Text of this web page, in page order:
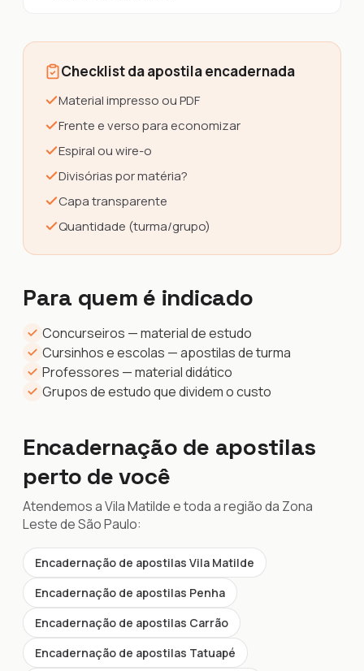
Checklist da apostila encadernada
Material impresso ou PDF
Frente e verso para economizar
Espiral ou wire-o
Divisórias por matéria?
Capa transparente
Quantidade (turma/grupo)
Para quem é indicado
Concurseiros — material de estudo
Cursinhos e escolas — apostilas de turma
Professores — material didático
Grupos de estudo que dividem o custo
Encadernação de apostilas
perto de você
Atendemos a Vila Matilde e toda a região da Zona
Leste de São Paulo:
Encadernação de apostilas Vila Matilde
Encadernação de apostilas Penha
Encadernação de apostilas Carrão
Encadernação de apostilas Tatuapé